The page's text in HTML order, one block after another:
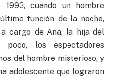
1993, cuando un hombre
función de la noche,
cargo de Ana, la hija del
poco, los espectadores
del hombre misterioso, y
adolescente que lograron